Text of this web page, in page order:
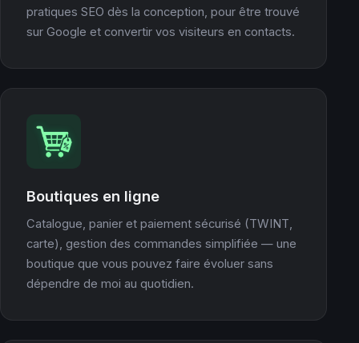
pratiques SEO dès la conception, pour être trouvé
sur Google et convertir vos visiteurs en contacts.
Boutiques en ligne
Catalogue, panier et paiement sécurisé (TWINT,
carte), gestion des commandes simplifiée — une
boutique que vous pouvez faire évoluer sans
dépendre de moi au quotidien.